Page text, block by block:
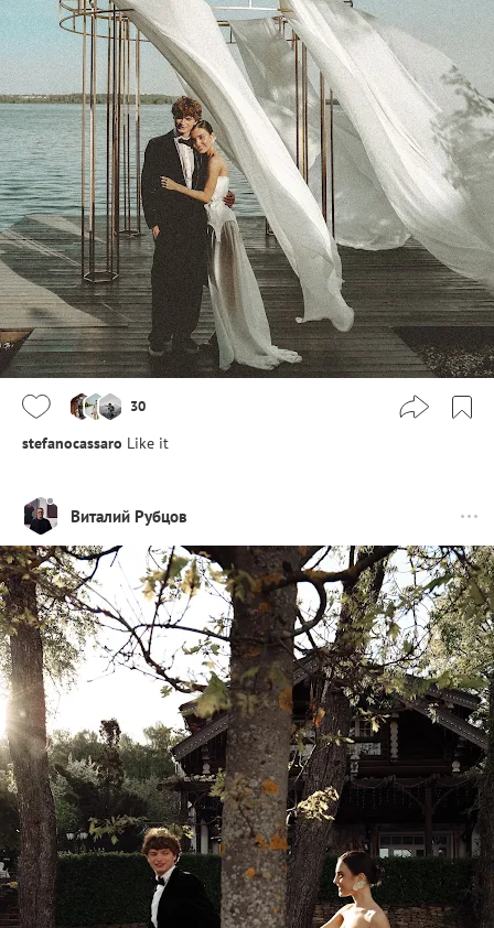
30
stefanocassaro Like it
Виталий Рубцов